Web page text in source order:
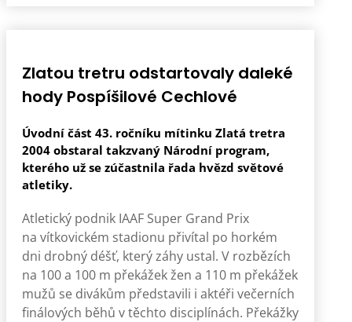
Zlatou tretru odstartovaly daleké
hody Pospíšilové Cechlové
Úvodní část 43. ročníku mítinku Zlatá tretra
2004 obstaral takzvaný Národní program,
kterého už se zúčastnila řada hvězd světové
atletiky.
Atletický podnik IAAF Super Grand Prix
na vítkovickém stadionu přivítal po horkém
dni drobný déšť, který záhy ustal. V rozbězích
na 100 a 100 m překážek žen a 110 m překážek
mužů se divákům představili i aktéři večerních
finálových běhů v těchto disciplínách. Překážky